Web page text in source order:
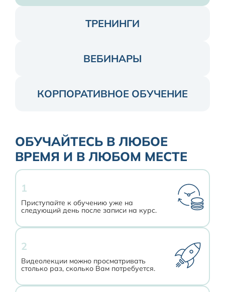
ТРЕНИНГИ
ВЕБИНАРЫ
КОРПОРАТИВНОЕ ОБУЧЕНИЕ
ОБУЧАЙТЕСЬ В ЛЮБОЕ
ВРЕМЯ И В ЛЮБОМ МЕСТЕ
1
Приступайте к обучению уже на
следующий день после записи на курс.
2
Видеолекции можно просматривать
столько раз, сколько Вам потребуется.